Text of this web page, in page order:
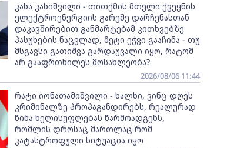
კახა კახიშვილი - თითქმის მთელი ქვეყნის
ელექტროენერგიის გარეშე დარჩენასთან
დაკავშირებით განმარტებამ კითხვებზე
პასუხების ნაცვლად, მეტი ეჭვი გააჩინა - თუ
მსგავსი გათიშვა გარდაუვალი იყო, რატომ
არ გააფრთხილეს მოსახლეობა?
2026/08/06 11:44
რატი იონათამიშვილი - ხალხი, ვინც დღეს
კრიმინალზე პროპაგანდირებს, რეალურად
წინა ხელისუფლებას წარმოადგენს,
რომლის დროსაც მართლაც რომ
კატასტროფული სიტუაცია იყო